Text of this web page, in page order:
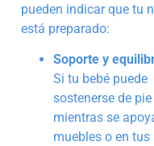
pueden indicar que tu
está preparado:
Soporte y
Si tu bebé puede
sostenerse de pie
mientras se
muebles o en tus